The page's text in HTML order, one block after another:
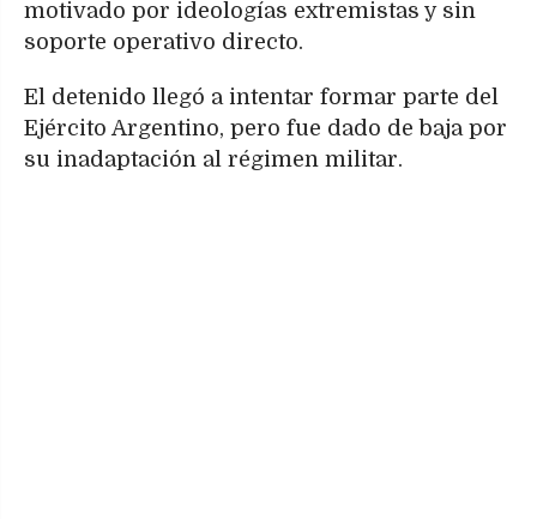
motivado por ideologías extremistas y sin
soporte operativo directo.
El detenido llegó a intentar formar parte del
Ejército Argentino, pero fue dado de baja por
su inadaptación al régimen militar.